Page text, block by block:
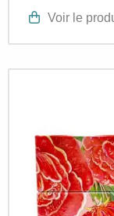
Voir le